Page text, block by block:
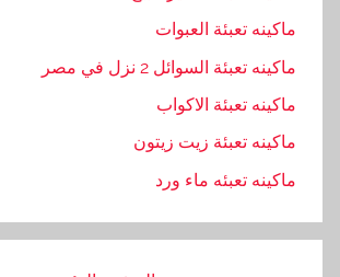
ماكينه تعبئة العبوات
ماكينه تعبئة السوائل 2 نزل في مصر
ماكينه تعبئة الاكواب
ماكينه تعبئة زيت زيتون
ماكينه تعبئه ماء ورد